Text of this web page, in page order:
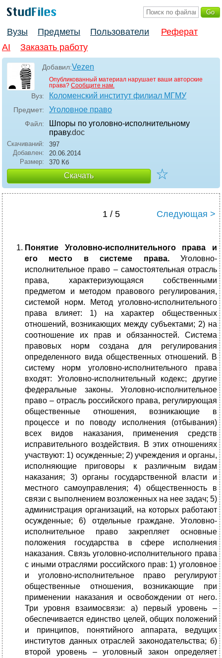
Вузы Предметы Пользователи
Реферат
AI
Заказать работу
Добавил:Vezen
Опубликованный материал нарушает ваши авторские
права? Сообщите нам.
Вуз: Коломенский институт филиал МГМУ
Предмет: Уголовное право
Файл:
Шпоры по уголовно-исполнительному
праву.doc
Скачиваний:
397
Добавлен:
20.06.2014
Размер:
370 Кб
Скачать ☆
1 / 5 Следующая >
Понятие Уголовно-исполнительного права и
его место в системе права. Уголовно-
исполнительное право – самостоятельная отрасль
права, характеризующаяся собственными
предметом и методом правового регулирования,
системой норм. Метод уголовно-исполнительного
права влияет: 1) на характер общественных
отношений, возникающих между субъектами; 2) на
соотношение их прав и обязанностей. Система
правовых норм создана для регулирования
определенного вида общественных отношений. В
систему норм уголовно-исполнительного права
входят: Уголовно-исполнительный кодекс; другие
федеральные законы. Уголовно-исполнительное
право – отрасль российского права, регулирующая
общественные отношения, возникающие в
процессе и по поводу исполнения (отбывания)
всех видов наказания, применения средств
исправительного воздействия. В этих отношениях
участвуют: 1) осужденные; 2) учреждения и органы,
исполняющие приговоры к различным видам
наказания; 3) органы государственной власти и
местного самоуправления; 4) общественность в
связи с выполнением возложенных на нее задач; 5)
администрация организаций, на которых работают
осужденные; 6) отдельные граждане. Уголовно-
исполнительное право закрепляет основные
положения государства в сфере исполнения
наказания. Связь уголовно-исполнительного права
с иными отраслями российского прав: 1) уголовное
и уголовно-исполнительное право регулируют
общественные отношения, возникающие при
применении наказания и освобождении от него.
Три уровня взаимосвязи: а) первый уровень –
обеспечивается единство целей, общих положений
и принципов, понятийного аппарата, ведущих
институтов данных отраслей законодательства; б)
второй уровень – уголовный закон определяет